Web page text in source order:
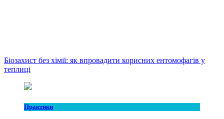
Біозахист без хімії: як впровадити корисних ентомофагів у
теплиці
Практики